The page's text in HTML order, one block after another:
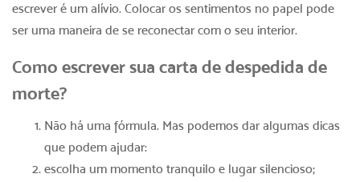
escrever é um alívio. Colocar os sentimentos no papel pode
ser uma maneira de se reconectar com o seu interior.
Como escrever sua carta de despedida de
morte?
Não há uma fórmula. Mas podemos dar algumas dicas
que podem ajudar:
escolha um momento tranquilo e lugar silencioso;